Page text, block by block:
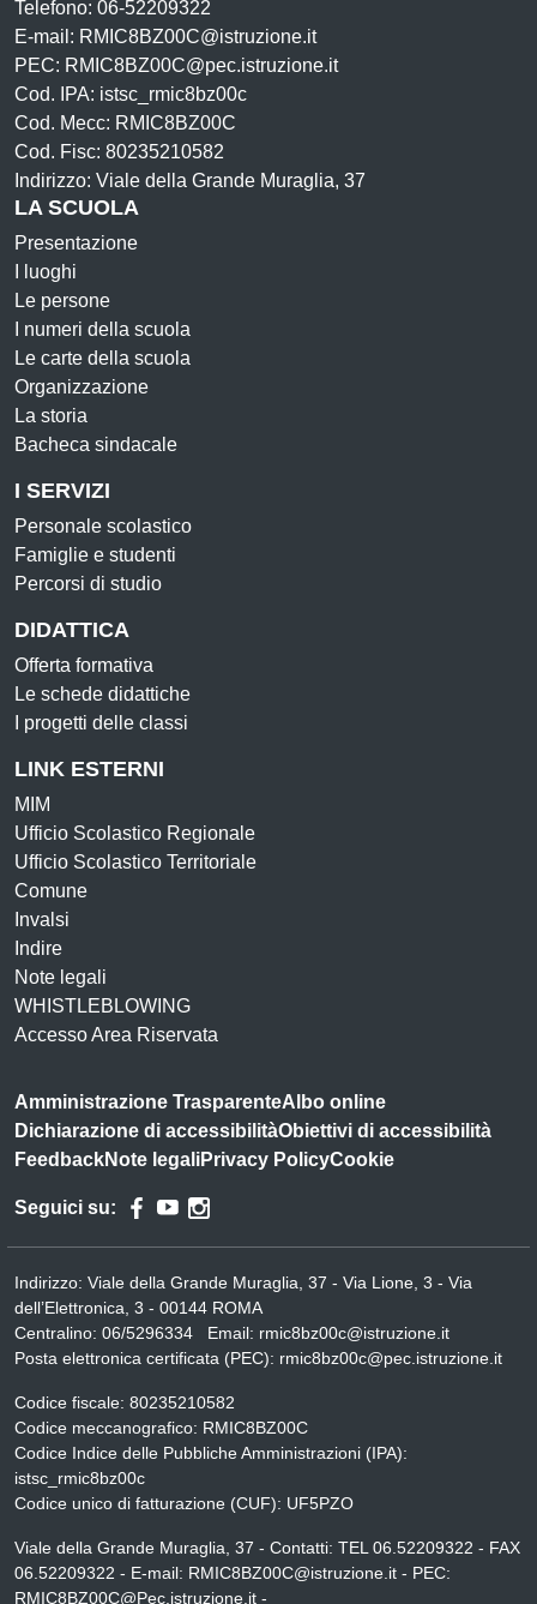
Telefono: 06-52209322
E-mail: RMIC8BZ00C@istruzione.it
PEC: RMIC8BZ00C@pec.istruzione.it
Cod. IPA: istsc_rmic8bz00c
Cod. Mecc: RMIC8BZ00C
Cod. Fisc: 80235210582
Indirizzo: Viale della Grande Muraglia, 37
LA SCUOLA
Presentazione
I luoghi
Le persone
I numeri della scuola
Le carte della scuola
Organizzazione
La storia
Bacheca sindacale
I SERVIZI
Personale scolastico
Famiglie e studenti
Percorsi di studio
DIDATTICA
Offerta formativa
Le schede didattiche
I progetti delle classi
LINK ESTERNI
MIM
Ufficio Scolastico Regionale
Ufficio Scolastico Territoriale
Comune
Invalsi
Indire
Note legali
WHISTLEBLOWING
Accesso Area Riservata
Amministrazione TrasparenteAlbo online
Dichiarazione di accessibilitàObiettivi di accessibilità
FeedbackNote legaliPrivacy PolicyCookie
Seguici su:
Indirizzo: Viale della Grande Muraglia, 37 - Via Lione, 3 - Via
dell’Elettronica, 3 - 00144 ROMA
Centralino: 06/5296334 Email: rmic8bz00c@istruzione.it
Posta elettronica certificata (PEC): rmic8bz00c@pec.istruzione.it
Codice fiscale: 80235210582
Codice meccanografico: RMIC8BZ00C
Codice Indice delle Pubbliche Amministrazioni (IPA):
istsc_rmic8bz00c
Codice unico di fatturazione (CUF): UF5PZO
Viale della Grande Muraglia, 37 - Contatti: TEL 06.52209322 - FAX
06.52209322 - E-mail: RMIC8BZ00C@istruzione.it - PEC:
RMIC8BZ00C@Pec.istruzione.it -